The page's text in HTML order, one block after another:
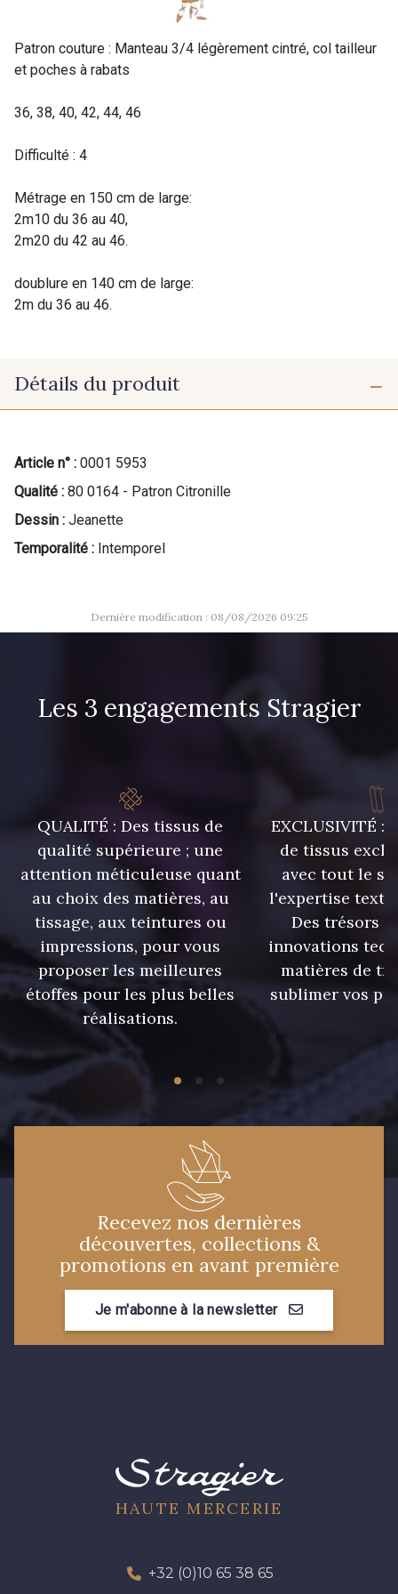
Patron couture : Manteau 3/4 légèrement cintré, col tailleur
et poches à rabats
36, 38, 40, 42, 44, 46
Difficulté : 4
Métrage en 150 cm de large:
2m10 du 36 au 40,
2m20 du 42 au 46.
doublure en 140 cm de large:
2m du 36 au 46.
Détails du produit
Article n° : 0001 5953
Qualité : 80 0164 - Patron Citronille
Dessin : Jeanette
Temporalité : Intemporel
Dernière modification : 08/08/2026 09:25
Les 3 engagements Stragier
QUALITÉ : Des tissus de
qualité supérieure ; une
attention méticuleuse quant
au choix des matières, au
tissage, aux teintures ou
impressions, pour vous
proposer les meilleures
étoffes pour les plus belles
réalisations.
EXCLUSIVITÉ :
de tissus
avec tout le
l'expertise
Des trésors
innovations
matières de
sublimer vos
Recevez nos dernières
découvertes, collections &
promotions en avant première
Je m'abonne à la newsletter
HAUTE MERCERIE
+32 (0)10 65 38 65